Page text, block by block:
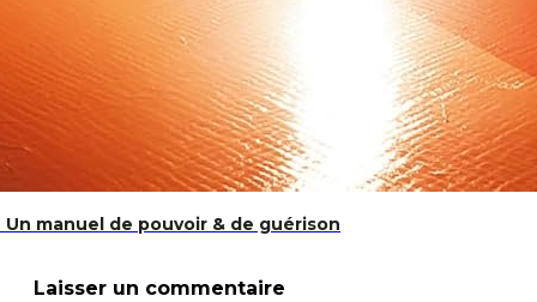
Un manuel de pouvoir & de guérison
Laisser un commentaire